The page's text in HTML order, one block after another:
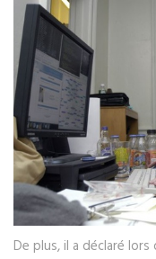
De plus, il a déclaré lors